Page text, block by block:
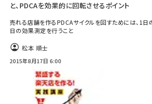
と、PDCAを効果的に回転させるポイント
売れる店舗を作るPDCAサイクルを回すためには、1
日の効果測定を行うこと
松本 順士
2015年8月17日 6:00